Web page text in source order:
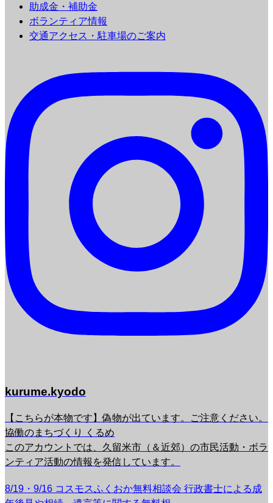
助成金・補助金
ボランティア情報
交通アクセス・駐車場のご案内
kurume.kyodo
【こちらが本物です】偽物が出ています。ご注意ください。
協働のまちづくり くるめ
このアカウントでは、久留米市（＆近郊）の市民活動・ボラ
ンティア活動の情報を発信しています。
8/19・9/16 コスモスふくおか無料相談会 行政書士による成